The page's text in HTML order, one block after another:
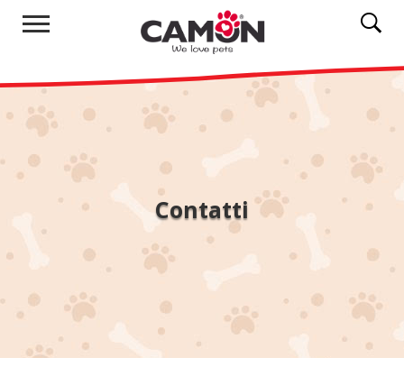
Contatti